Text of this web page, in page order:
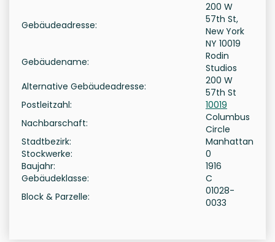
Gebäudeadresse:
200 W
57th St,
New York
NY 10019
Gebäudename:
Rodin
Studios
Alternative Gebäudeadresse:
200 W
57th St
Postleitzahl:
10019
Nachbarschaft:
Columbus
Circle
Stadtbezirk:
Manhattan
Stockwerke:
0
Baujahr:
1916
Gebäudeklasse:
C
Block & Parzelle:
01028-
0033